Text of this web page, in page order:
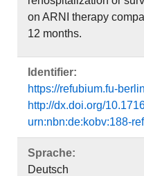
on ARNI therapy
12 months.
Identifier:
https://refubium.fu-
http://dx.doi.org/
urn:nbn:de:kobv:188-
Sprache:
Deutsch